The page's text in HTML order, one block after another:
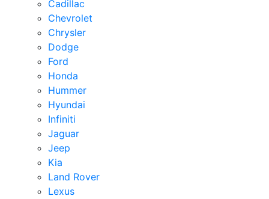
Cadillac
Chevrolet
Chrysler
Dodge
Ford
Honda
Hummer
Hyundai
Infiniti
Jaguar
Jeep
Kia
Land Rover
Lexus